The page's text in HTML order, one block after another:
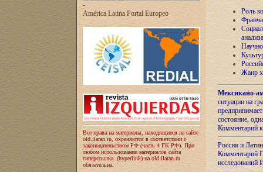
-
América Latina Portal Europeo
Все права на материалы, находящиеся на сайте
old.ilaran.ru, охраняются в соответствии с
законодательством РФ (часть 4 ГК РФ). При
любом использовании материалов сайта
гиперссылка (hyperlink) на old.ilaran.ru
обязательна.
Роль
анализа
Жанр
Мексикано-
ситуации на
состояние,
Комментарий
Россия и
Комментарий